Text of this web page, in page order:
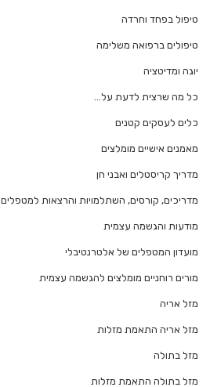
טיפול בפחד וחרדה
טיפולים ברפואה משלימה
יוגה ומדיטציה
כל מה שרצית לדעת על…
כלים לעסקים קטנים
מאמנים אישיים מומלצים
מדריך קריסטלים ואבני חן
מדריכים, קורסים, השתלמויות והרצאות למטפלים
מודעות והגשמה עצמית
מועדון המטפלים של אלטרנטיבלי
מורים רוחניים מומלצים להגשמה עצמית
מזל אריה
מזל אריה התאמת מזלות
מזל בתולה
מזל בתולה התאמת מזלות